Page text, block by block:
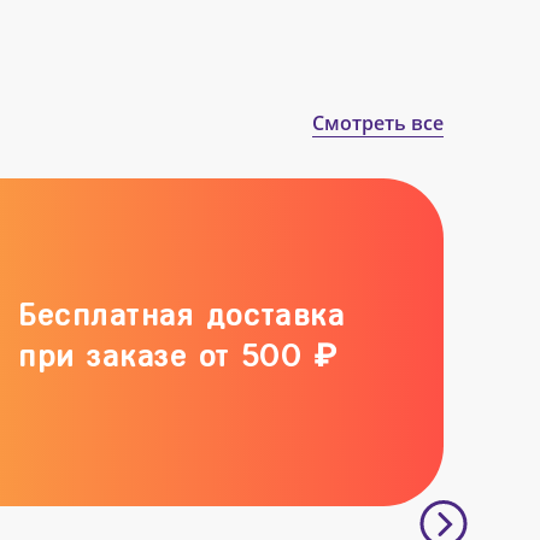
Смотреть все
Бесплатная доставка
при заказе от 500 ₽